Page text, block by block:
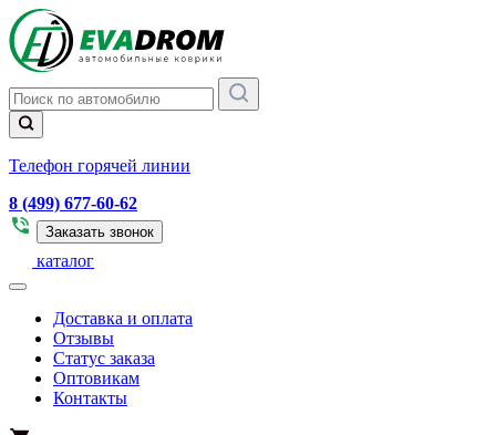
Телефон горячей линии
8 (499) 677-60-62
Заказать звонок
каталог
Доставка и оплата
Отзывы
Статус заказа
Оптовикам
Контакты